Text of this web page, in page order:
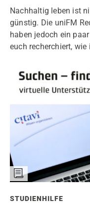
Nachhaltig leben ist
günstig. Die uniFM
haben jedoch ein
euch recherchiert,
STUDIENHILFE